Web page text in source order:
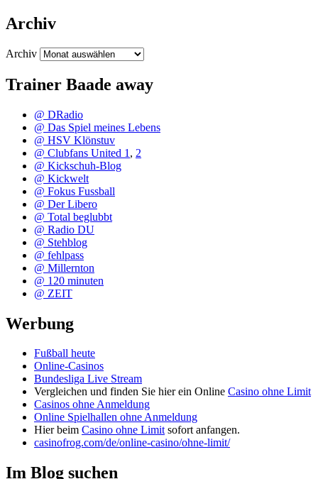
Archiv
Archiv
Trainer Baade away
@ DRadio
@ Das Spiel meines Lebens
@ HSV Klönstuv
@ Clubfans United 1 , 2
@ Kickschuh-Blog
@ Kickwelt
@ Fokus Fussball
@ Der Libero
@ Total beglubbt
@ Radio DU
@ Stehblog
@ fehlpass
@ Millernton
@ 120 minuten
@ ZEIT
Werbung
Fußball heute
Online-Casinos
Bundesliga Live Stream
Vergleichen und finden Sie hier ein Online Casino ohne Limit
Casinos ohne Anmeldung
Online Spielhallen ohne Anmeldung
Hier beim Casino ohne Limitsofort anfangen.
casinofrog.com/de/online-casino/ohne-limit/
Im Blog suchen